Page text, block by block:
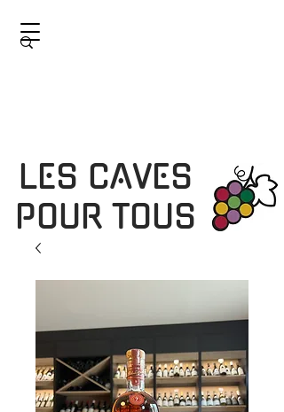
LES CAVES
POUR TOUS